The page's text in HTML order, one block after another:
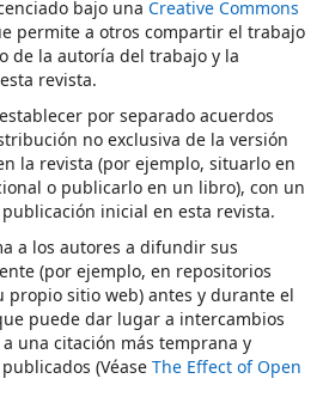
bajo una Creative Commons
permite a otros compartir el trabajo
de la autoría del trabajo y la
revista.
por separado acuerdos
no exclusiva de la versión
la revista (por ejemplo, situarlo en
o publicarlo en un libro), con un
inicial en esta revista.
a los autores a difundir sus
(por ejemplo, en repositorios
propio sitio web) antes y durante el
puede dar lugar a intercambios
una citación más temprana y
(Véase The Effect of Open